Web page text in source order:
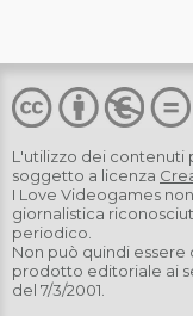
L'utilizzo dei contenuti
soggetto a licenza
I Love Videogames
giornalistica
periodico.
Non può quindi
prodotto editoriale ai
del 7/3/2001.